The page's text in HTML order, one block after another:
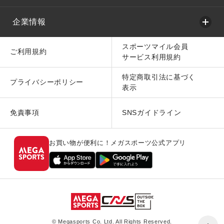
企業情報
ご利用規約
スポーツマイル会員
サービス利用規約
プライバシーポリシー
特定商取引法に基づく
表示
免責事項 SNSガイドライン
お買い物が便利に！メガスポーツ公式アプリ
© Megasports Co. Ltd. All Rights Reserved.